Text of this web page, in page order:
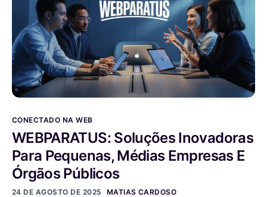
Contato
CONECTADO NA WEB
WEBPARATUS: Soluções Inovadoras
Para Pequenas, Médias Empresas E
Órgãos Públicos
24 DE AGOSTO DE 2025 MATIAS CARDOSO